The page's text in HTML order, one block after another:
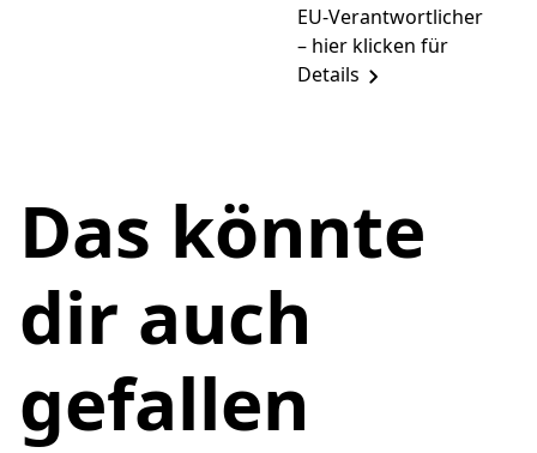
EU-Verantwortlicher
– hier klicken für
Details
Das könnte
dir auch
gefallen